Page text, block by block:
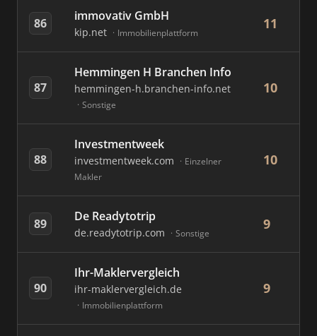
86 immovativ GmbH
kip.net Immobilienplattform
11
87
Hemmingen H Branchen Info
hemmingen-h.branchen-info.net
Sonstige
10
88
Investmentweek
investmentweek.com
Einzelner
Makler
10
89 De Readytotrip
de.readytotrip.com Sonstige
9
90
Ihr-Maklervergleich
ihr-maklervergleich.de
Immobilienplattform
9